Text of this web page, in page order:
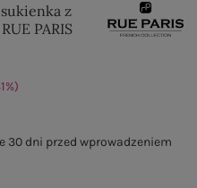
z
PARIS
%)
30 dni przed wprowadzeniem